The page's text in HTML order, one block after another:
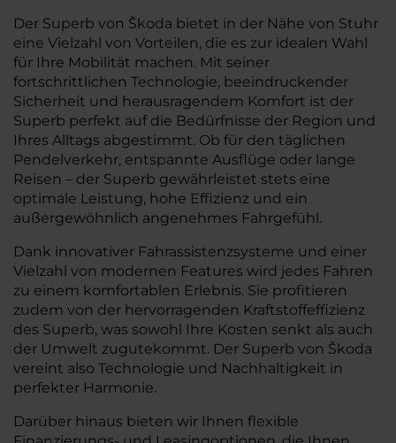
Der Superb von Škoda bietet in der Nähe von Stuhr
eine Vielzahl von Vorteilen, die es zur idealen Wahl
für Ihre Mobilität machen. Mit seiner
fortschrittlichen Technologie, beeindruckender
Sicherheit und herausragendem Komfort ist der
Superb perfekt auf die Bedürfnisse der Region und
Ihres Alltags abgestimmt. Ob für den täglichen
Pendelverkehr, entspannte Ausflüge oder lange
Reisen – der Superb gewährleistet stets eine
optimale Leistung, hohe Effizienz und ein
außergewöhnlich angenehmes Fahrgefühl.
Dank innovativer Fahrassistenzsysteme und einer
Vielzahl von modernen Features wird jedes Fahren
zu einem komfortablen Erlebnis. Sie profitieren
zudem von der hervorragenden Kraftstoffeffizienz
des Superb, was sowohl Ihre Kosten senkt als auch
der Umwelt zugutekommt. Der Superb von Škoda
vereint also Technologie und Nachhaltigkeit in
perfekter Harmonie.
Darüber hinaus bieten wir Ihnen flexible